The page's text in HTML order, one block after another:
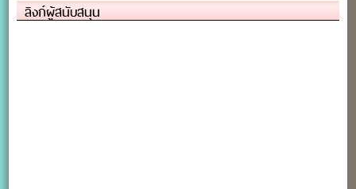
ลิงก์ผู้สนับสนุน